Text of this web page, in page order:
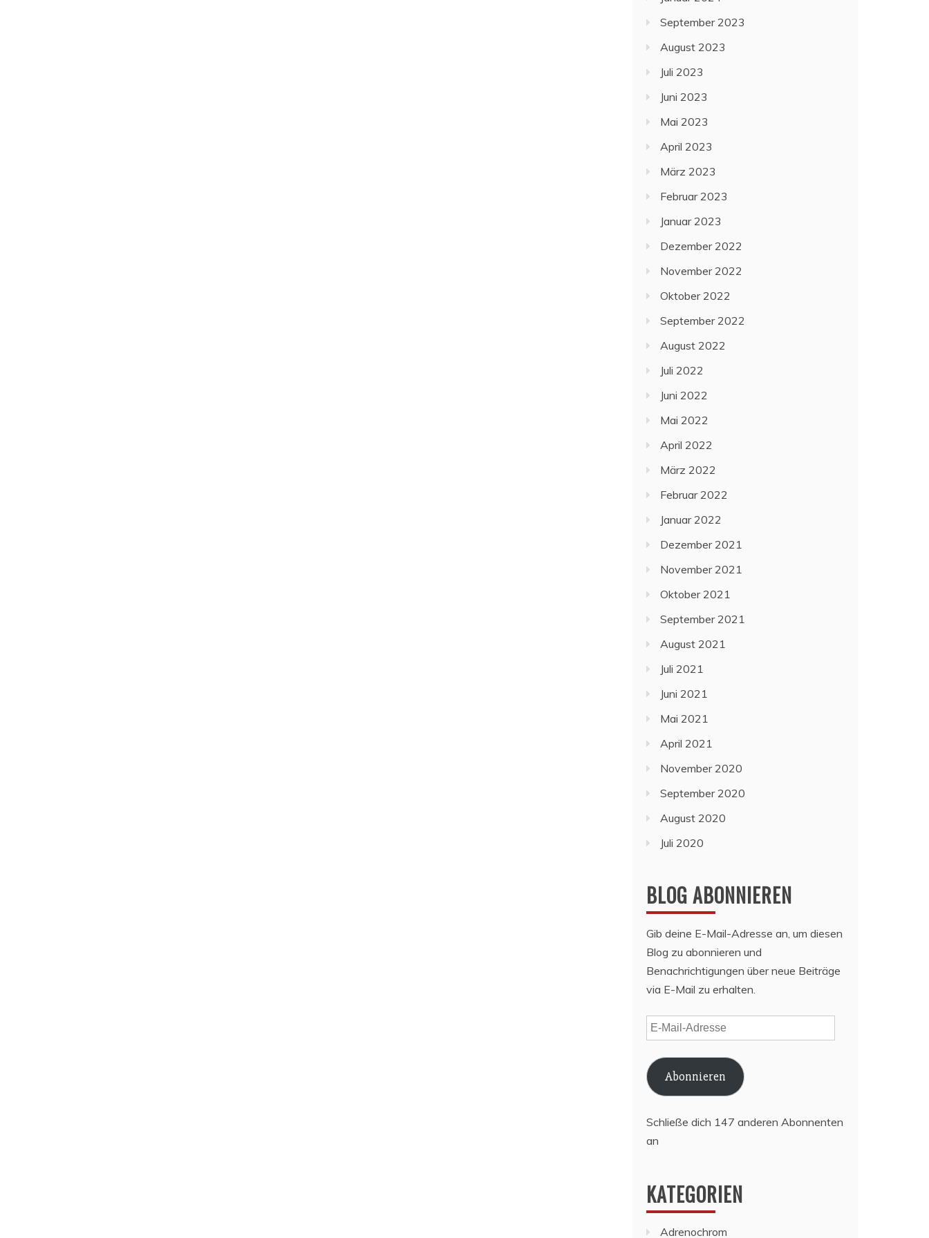
September 2023
August 2023
Juli 2023
Juni 2023
Mai 2023
April 2023
März 2023
Februar 2023
Januar 2023
Dezember 2022
November 2022
Oktober 2022
September 2022
August 2022
Juli 2022
Juni 2022
Mai 2022
April 2022
März 2022
Februar 2022
Januar 2022
Dezember 2021
November 2021
Oktober 2021
September 2021
August 2021
Juli 2021
Juni 2021
Mai 2021
April 2021
November 2020
September 2020
August 2020
Juli 2020
BLOG ABONNIEREN
Gib deine E-Mail-Adresse an, um diesen
Blog zu abonnieren und
Benachrichtigungen über neue Beiträge
via E-Mail zu erhalten.
E-
Mail-
Adresse
Abonnieren
Schließe dich 147 anderen Abonnenten
an
KATEGORIEN
Adrenochrom